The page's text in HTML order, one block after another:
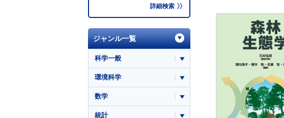
詳細検索
ジャンル一覧
科学一般
環境科学
数学
統計